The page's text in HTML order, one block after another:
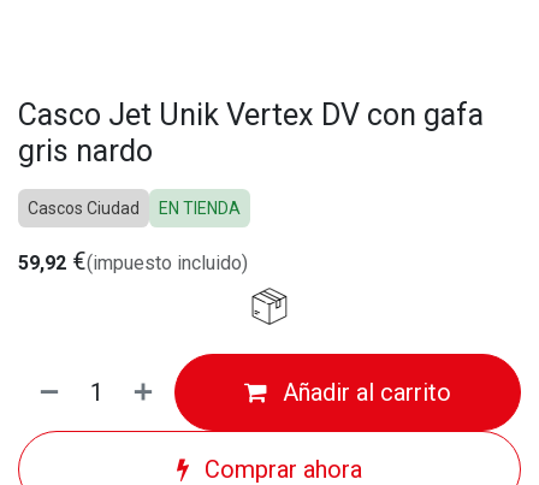
Casco Jet Unik Vertex DV con gafa
gris nardo
Cascos Ciudad EN TIENDA
59,92 €(impuesto incluido)
Añadir al carrito
Comprar ahora